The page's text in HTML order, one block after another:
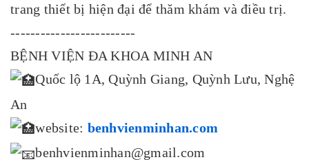
trang thiết bị hiện đại để thăm khám và điều trị.
-------------------------
BỆNH VIỆN ĐA KHOA MINH AN
Quốc lộ 1A, Quỳnh Giang, Quỳnh Lưu, Nghệ
An
website: benhvienminhan.com
benhvienminhan@gmail.com